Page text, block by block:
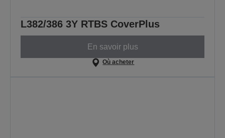
L382/386 3Y RTBS CoverPlus
En savoir plus
Où acheter